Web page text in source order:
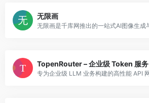
无限画
TopenRouter – 企业级 Token 服务